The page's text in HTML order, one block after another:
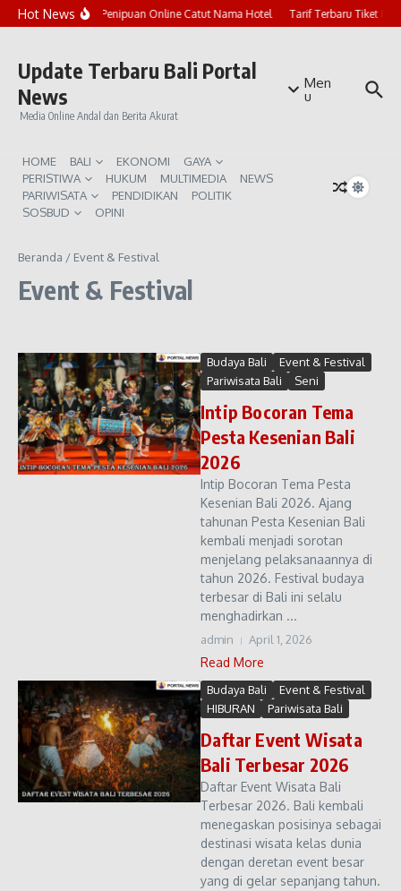
Lewati ke konten
Hot NewsMarak Penipuan Online Catut Nama Hotel Tarif Terbaru Tiket
Update Terbaru Bali Portal
News
Media Online Andal dan Berita Akurat
Men
u
HOME BALI EKONOMI
GAYA
PERISTIWA
HUKUM MULTIMEDIA
NEWS
PARIWISATA
PENDIDIKAN
POLITIK
SOSBUD
OPINI
Beranda / Event & Festival
Event & Festival
Budaya Bali
Event & Festival
Pariwisata Bali
Seni
Intip Bocoran Tema
Pesta Kesenian Bali
2026
Intip Bocoran Tema Pesta
Kesenian Bali 2026. Ajang
tahunan Pesta Kesenian Bali
kembali menjadi sorotan
menjelang pelaksanaannya di
tahun 2026. Festival budaya
terbesar di Bali ini selalu
menghadirkan ...
admin April 1, 2026
Read More
Budaya Bali
Event & Festival
HIBURAN
Pariwisata Bali
Daftar Event Wisata
Bali Terbesar 2026
Daftar Event Wisata Bali
Terbesar 2026. Bali kembali
menegaskan posisinya sebagai
destinasi wisata kelas dunia
dengan deretan event besar
yang di gelar sepanjang tahun.